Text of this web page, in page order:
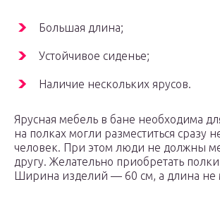
Большая длина;
Устойчивое сиденье;
Наличие нескольких ярусов.
Ярусная мебель в бане необходима
на полках могли разместиться сразу
человек. При этом люди не должны
другу. Желательно приобретать
Ширина изделий — 60 см, а длина не